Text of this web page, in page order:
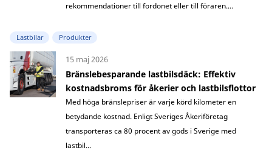
rekommendationer till fordonet eller till föraren....
Lastbilar Produkter
15 maj 2026
Bränslebesparande lastbilsdäck: Effektiv
kostnadsbroms för åkerier och lastbilsflottor
Med höga bränslepriser är varje körd kilometer en
betydande kostnad. Enligt Sveriges Åkeriföretag
transporteras ca 80 procent av gods i Sverige med
lastbil...